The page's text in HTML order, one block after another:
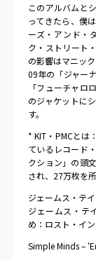
このアルバムと
ってきたら、僕
ーズ・アンド・
ク・ストリート
の影響はマニッ
09年の「ジャー
「フューチャロ
のジャケットに
す。
* KIT・PMCとは
ているレコード
クション」の頭
され、27万枚を
ジェームス・テ
ジェームス・テ
め：ロスト・イ
Simple Minds –